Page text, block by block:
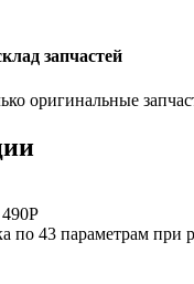
запчастей
оригинальные
490Р
по 43 параметрам при